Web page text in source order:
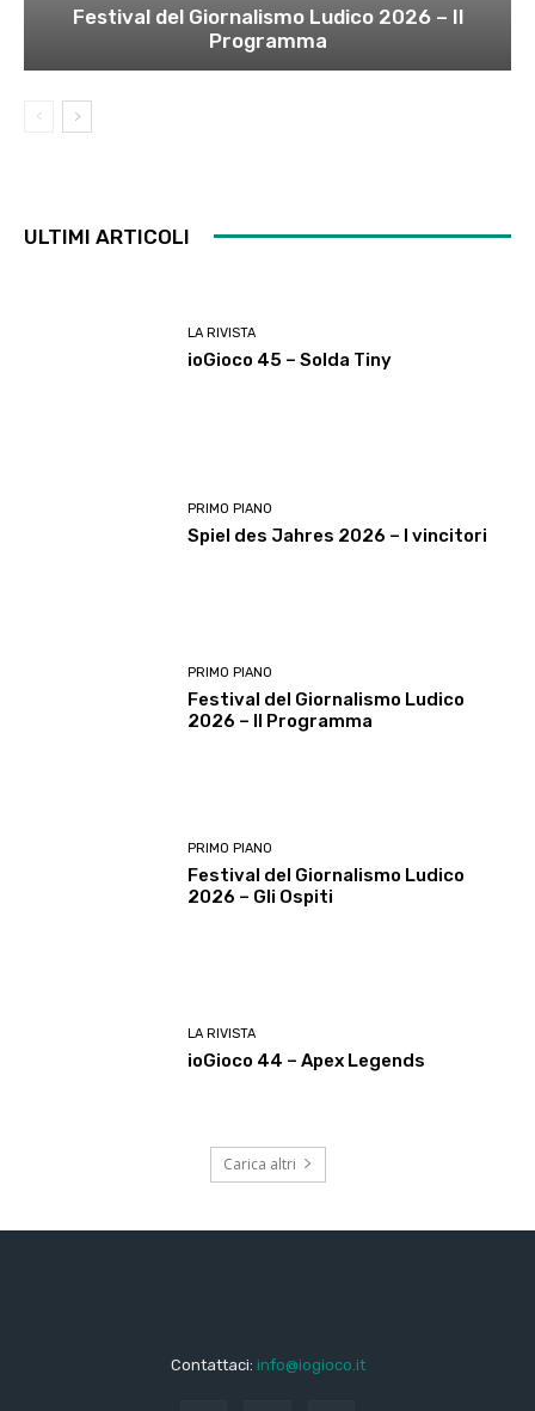
Festival del Giornalismo Ludico 2026 – Il
Programma
ULTIMI ARTICOLI
LA RIVISTA
ioGioco 45 – Solda Tiny
PRIMO PIANO
Spiel des Jahres 2026 – I vincitori
PRIMO PIANO
Festival del Giornalismo Ludico
2026 – Il Programma
PRIMO PIANO
Festival del Giornalismo Ludico
2026 – Gli Ospiti
LA RIVISTA
ioGioco 44 – Apex Legends
Carica altri
Contattaci: info@iogioco.it